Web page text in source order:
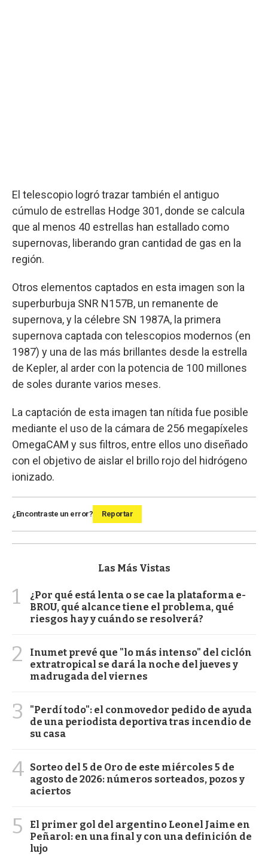
El telescopio logró trazar también el antiguo
cúmulo de estrellas Hodge 301, donde se calcula
que al menos 40 estrellas han estallado como
supernovas, liberando gran cantidad de gas en la
región.
Otros elementos captados en esta imagen son la
superburbuja SNR N157B, un remanente de
supernova, y la célebre SN 1987A, la primera
supernova captada con telescopios modernos (en
1987) y una de las más brillantes desde la estrella
de Kepler, al arder con la potencia de 100 millones
de soles durante varios meses.
La captación de esta imagen tan nítida fue posible
mediante el uso de la cámara de 256 megapíxeles
OmegaCAM y sus filtros, entre ellos uno diseñado
con el objetivo de aislar el brillo rojo del hidrógeno
ionizado.
¿Encontraste un error? Reportar
Las Más Vistas
1
¿Por qué está lenta o se cae la plataforma e-
BROU, qué alcance tiene el problema, qué
riesgos hay y cuándo se resolverá?
2
Inumet prevé que "lo más intenso" del ciclón
extratropical se dará la noche del jueves y
madrugada del viernes
3
"Perdí todo": el conmovedor pedido de ayuda
de una periodista deportiva tras incendio de
su casa
4 Sorteo del 5 de Oro de este miércoles 5 de
agosto de 2026: números sorteados, pozos y
aciertos
5
El primer gol del argentino Leonel Jaime en
Peñarol: en una final y con una definición de
lujo